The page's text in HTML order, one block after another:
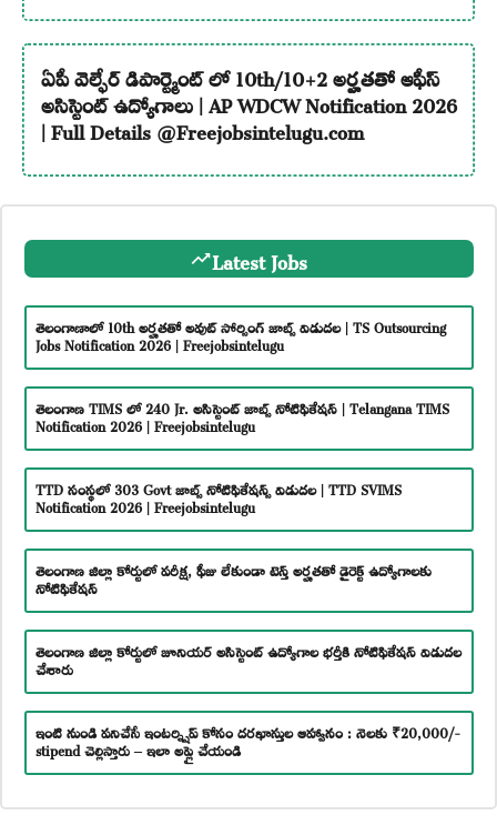
ఏపీ వెల్ఫేర్ డిపార్ట్మెంట్ లో 10th/10+2 అర్హతతో ఆఫీస్
అసిస్టెంట్ ఉద్యోగాలు | AP WDCW Notification 2026
| Full Details @Freejobsintelugu.com
Latest Jobs
తెలంగాణాలో 10th అర్హతతో అవుట్ సోర్సింగ్ జాబ్స్ విడుదల | TS Outsourcing
Jobs Notification 2026 | Freejobsintelugu
తెలంగాణ TIMS లో 240 Jr. అసిస్టెంట్ జాబ్స్ నోటిఫికేషన్ | Telangana TIMS
Notification 2026 | Freejobsintelugu
TTD సంస్థలో 303 Govt జాబ్స్ నోటిఫికేషన్స్ విడుదల | TTD SVIMS
Notification 2026 | Freejobsintelugu
తెలంగాణ జిల్లా కోర్టులో పరీక్ష, ఫీజు లేకుండా టెన్త్ అర్హతతో డైరెక్ట్ ఉద్యోగాలకు
నోటిఫికేషన్
తెలంగాణ జిల్లా కోర్టులో జూనియర్ అసిస్టెంట్ ఉద్యోగాల భర్తీకి నోటిఫికేషన్ విడుదల
చేశారు
ఇంటి నుండి పనిచేసే ఇంటర్న్షిప్ కోసం దరఖాస్తుల ఆహ్వానం : నెలకు ₹20,000/-
stipend చెల్లిస్తారు – ఇలా అప్లై చేయండి